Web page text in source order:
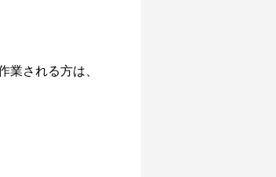
される方は、